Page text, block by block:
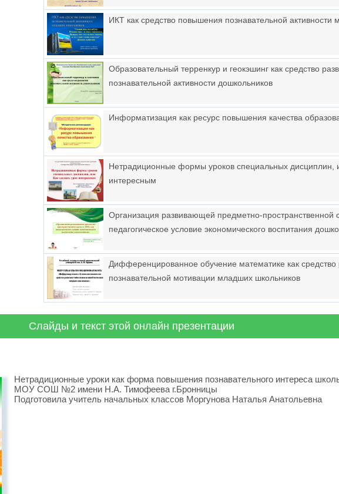
ИКТ как средство повышения познавательной активности
Образовательный терренкур и геокэшинг как средство
познавательной активности дошкольников
Информатизация как ресурс повышения качества
Нетрадиционные формы уроков специальных дисциплин,
интересным
Организация развивающей предметно-пространственной
педагогическое условие экономического воспитания
Дифференцированное обучение математике как средство
познавательной мотивации младших школьников
Слайды и текст этой онлайн презентации
Нетрадиционные уроки как форма повышения познавательного интереса
МОУ СОШ №2 имени Н.А. Тимофеева г.Бронницы
Подготовила учитель начальных классов Моргунова Наталья Анатольевна